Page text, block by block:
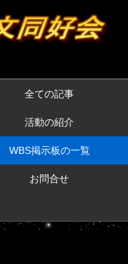
全ての記事
活動の紹介
WBS掲示板の一覧
お問合せ